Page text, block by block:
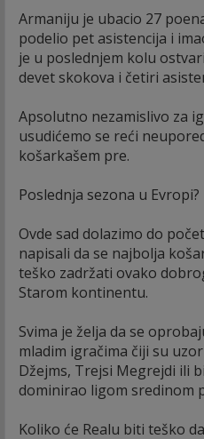
Armaniju je ubacio 27
podelio pet asistencija i
je u poslednjem kolu
devet skokova i četiri
Apsolutno nezamislivo za
usudićemo se reći
košarkašem pre.
Poslednja sezona u Evropi?
Ovde sad dolazimo do
napisali da se najbolja
teško zadržati ovako
Starom kontinentu.
Svima je želja da se
mladim igračima čiji su
Džejms, Trejsi Megrejdi ili
dominirao ligom sredinom
Koliko će Realu biti teško